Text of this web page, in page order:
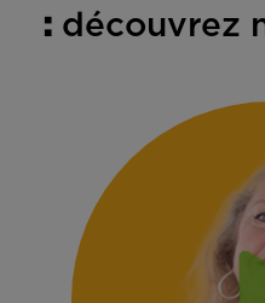
: découvrez